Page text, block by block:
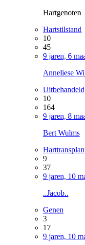
Hartgenoten
Hartstilstand
10
45
9 jaren, 6
Anneliese
10
164
9 jaren, 8
Bert Wulms
9
37
9 jaren, 10
..Jacob..
Genen
3
17
9 jaren, 10